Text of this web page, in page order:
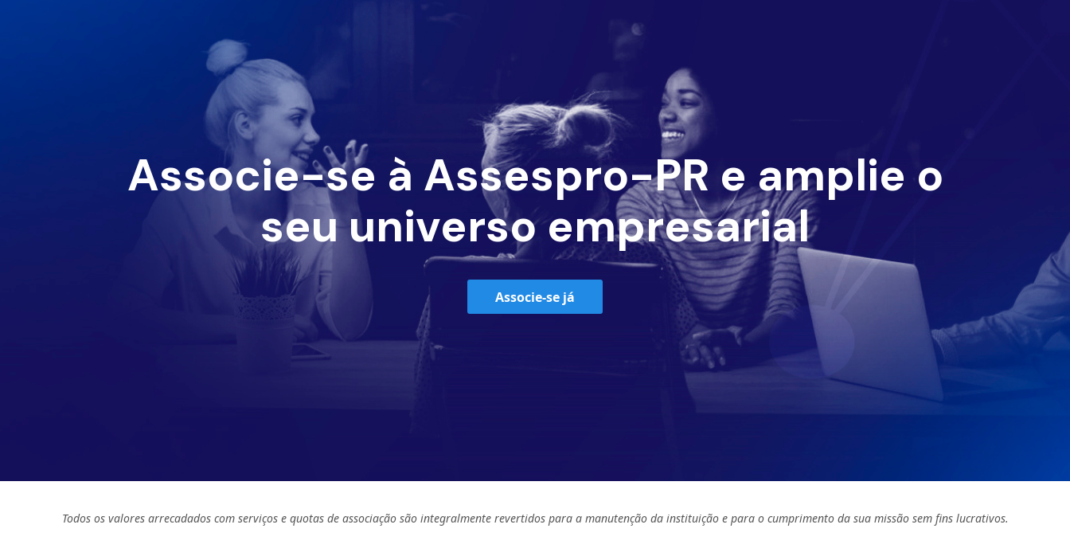
Associe-se à Assespro-PR e amplie o
seu universo empresarial
Associe-se já
Todos os valores arrecadados com serviços e quotas de associação são integralmente revertidos para a manutenção da instituição e para o cumprimento da sua missão sem fins lucrativos.